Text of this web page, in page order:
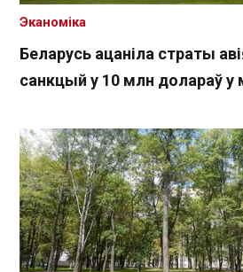
Беларусь ацаніла страты
санкцый у 10 млн долараў у
Эканоміка